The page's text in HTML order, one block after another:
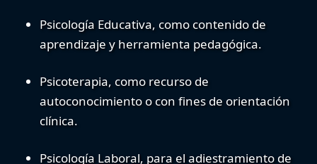
Psicología Educativa, como contenido de
aprendizaje y herramienta pedagógica.
Psicoterapia, como recurso de
autoconocimiento o con fines de orientación
clínica.
Psicología Laboral, para el adiestramiento de